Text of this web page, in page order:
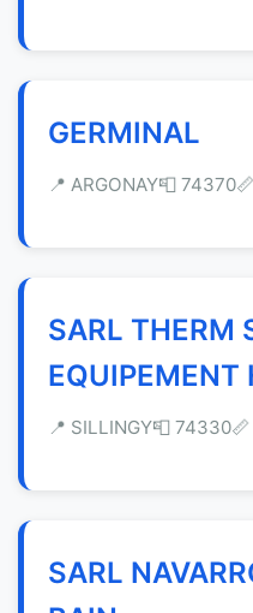
GERMINAL
📍 ARGONAY📮 74370
SARL THERM
EQUIPEMENT
📍 SILLINGY📮 74330
SARL